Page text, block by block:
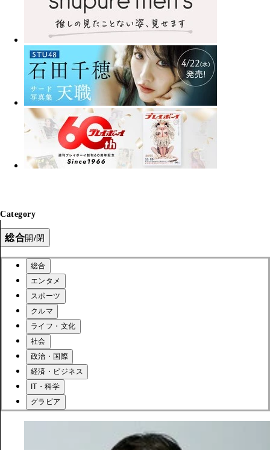
Category
総合開/閉
総合
エンタメ
スポーツ
クルマ
ライフ・文化
社会
政治・国際
経済・ビジネス
IT・科学
グラビア